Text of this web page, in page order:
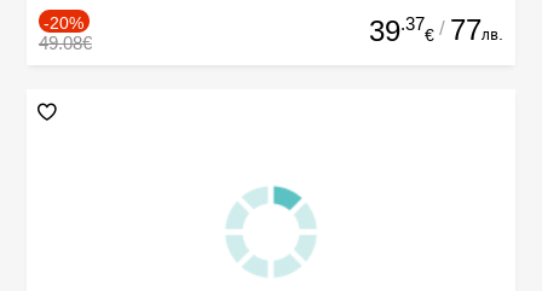
-20%
49.08€ 39.37
€ / 77лв.